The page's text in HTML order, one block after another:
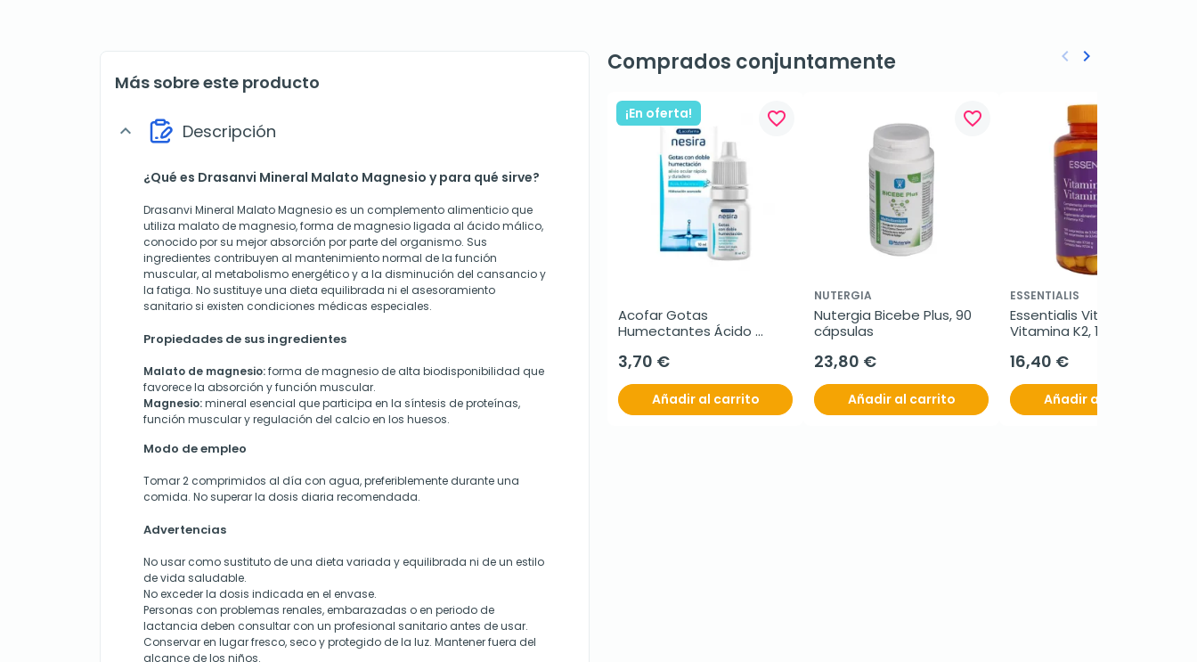
Más sobre este producto
expand_more Descripción
¿Qué es Drasanvi Mineral Malato Magnesio y para qué sirve?
Drasanvi Mineral Malato Magnesio es un complemento alimenticio que
utiliza malato de magnesio, forma de magnesio ligada al ácido málico,
conocido por su mejor absorción por parte del organismo. Sus
ingredientes contribuyen al mantenimiento normal de la función
muscular, al metabolismo energético y a la disminución del cansancio y
la fatiga. No sustituye una dieta equilibrada ni el asesoramiento
sanitario si existen condiciones médicas especiales.
Propiedades de sus ingredientes
Malato de magnesio:forma de magnesio de alta biodisponibilidad que
favorece la absorción y función muscular.
Magnesio:mineral esencial que participa en la síntesis de proteínas,
función muscular y regulación del calcio en los huesos.
Modo de empleo
Tomar 2 comprimidos al día con agua, preferiblemente durante una
comida. No superar la dosis diaria recomendada.
Advertencias
No usar como sustituto de una dieta variada y equilibrada ni de un estilo
de vida saludable.
No exceder la dosis indicada en el envase.
Personas con problemas renales, embarazadas o en periodo de
lactancia deben consultar con un profesional sanitario antes de usar.
Conservar en lugar fresco, seco y protegido de la luz. Mantener fuera del
alcance de los niños.
Comprados conjuntamente
¡En oferta! favorite_border
Acofar Gotas
Humectantes Ácido
3,70 €
Añadir al carrito
favorite_border
NUTERGIA
Nutergia Bicebe Plus, 90
cápsulas
23,80 €
Añadir al carrito
ESSENTIALIS
Essentialis Vitamina D3
Vitamina K2, 180
16,40 €
Añadir al carrito
Anterior
keyboard_arrow_left Siguiente
keyboard_arrow_right